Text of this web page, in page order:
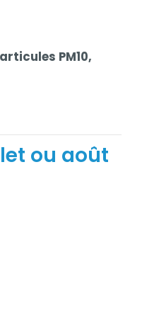
PM10,
ou août